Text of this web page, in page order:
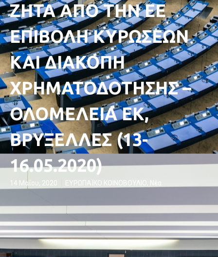
ΖΗΤΑ ΑΠΟ ΤΗΝ ΕΕ
ΕΠΙΒΟΛΗ ΚΥΡΩΣΕΩΝ
ΚΑΙ ΔΙΑΚΟΠΗ
ΧΡΗΜΑΤΟΔΟΤΗΣΗΣ –
ΟΛΟΜΕΛΕΙΑ ΕΚ,
ΒΡΥΞΕΛΛΕΣ (13-
16.05.2020)
14 Μαΐου, 2020 ΕΥΡΩΠΑΪΚΟ ΚΟΙΝΟΒΟΥΛΙΟ, Νέα